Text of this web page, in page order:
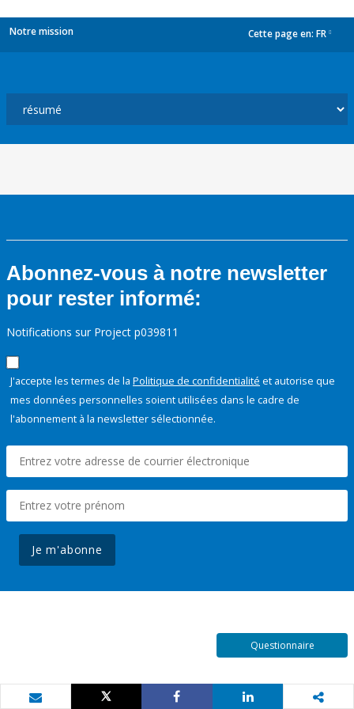
Notre mission Cette page en: FR
Abonnez-vous à notre newsletter
pour rester informé:
Notifications sur Project p039811
J'accepte les termes de la Politique de confidentialité et autorise que
mes données personnelles soient utilisées dans le cadre de
l'abonnement à la newsletter sélectionnée.
Je m'abonne
Questionnaire